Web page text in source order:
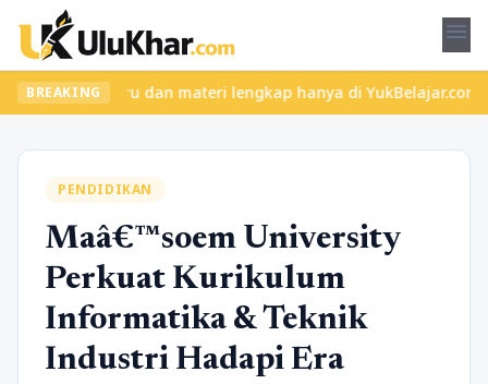
menu
BREAKING
seru dan materi lengkap hanya di YukBelajar.com.
PENDIDIKAN
Maâ€™soem University
Perkuat Kurikulum
Informatika & Teknik
Industri Hadapi Era